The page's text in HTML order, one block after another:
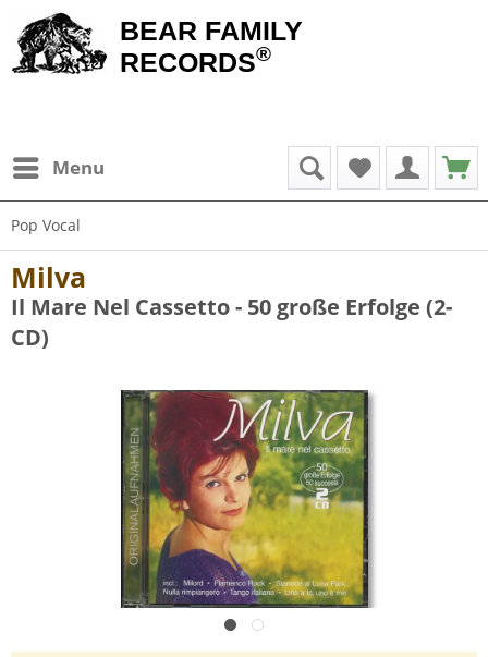
BEAR FAMILY
RECORDS®
Menu
Pop Vocal
Milva
Il Mare Nel Cassetto - 50 große Erfolge (2-
CD)